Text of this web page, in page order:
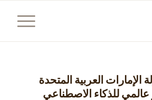
العربية المتحدة
عالمي للذكاء الاصطناعي